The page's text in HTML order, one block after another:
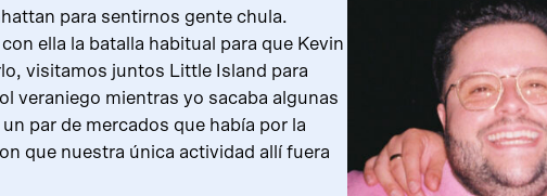
para sentirnos gente chula.
ella la batalla habitual para que Kevin
visitamos juntos Little Island para
veraniego mientras yo sacaba algunas
par de mercados que había por la
que nuestra única actividad allí fuera